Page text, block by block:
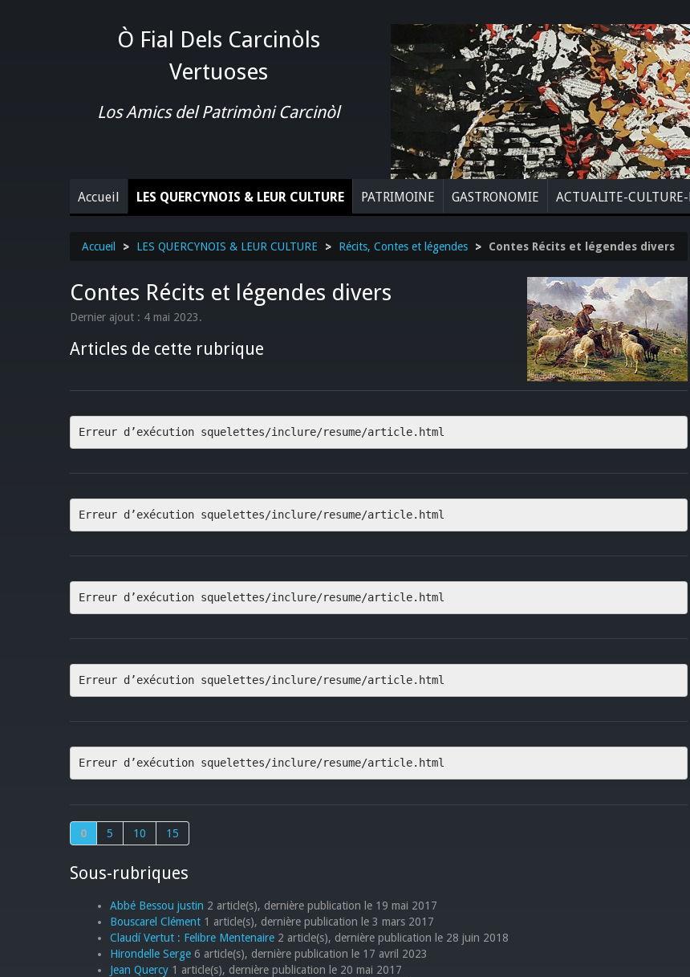
Ò Fial Dels Carcinòls
Vertuoses
Los Amics del Patrimòni Carcinòl
Accueil LES QUERCYNOIS & LEUR CULTURE PATRIMOINE GASTRONOMIE ACTUALITE-
Accueil > LES QUERCYNOIS & LEUR CULTURE > Récits, Contes et légendes > Contes Récits et légendes divers
Contes Récits et légendes divers
Dernier ajout : 4 mai 2023.
Articles de cette rubrique
Erreur d’exécution squelettes/inclure/resume/article.html
Erreur d’exécution squelettes/inclure/resume/article.html
Erreur d’exécution squelettes/inclure/resume/article.html
Erreur d’exécution squelettes/inclure/resume/article.html
Erreur d’exécution squelettes/inclure/resume/article.html
0 5 10 15
Sous-rubriques
Abbé Bessou justin 2 article(s), dernière publication le 19 mai 2017
Bouscarel Clément 1 article(s), dernière publication le 3 mars 2017
Claudí Vertut : Felibre Mentenaire 2 article(s), dernière publication le 28 juin 2018
Hirondelle Serge 6 article(s), dernière publication le 17 avril 2023
Jean Quercy 1 article(s), dernière publication le 20 mai 2017